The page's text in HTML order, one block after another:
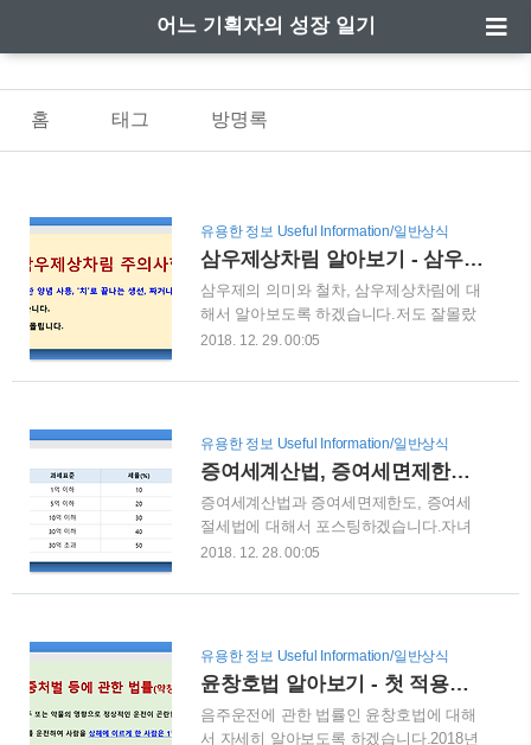
어느 기획자의 성장 일기
홈 태그 방명록
유용한 정보 Useful Information/일반상식
삼우제상차림 알아보기 - 삼우제 의미 및 절차
삼우제의 의미와 철차, 삼우제상차림에 대
해서 알아보도록 하겠습니다.저도 잘몰랐
다가 2015년에 어머니가 돌아가시면서 장
알아보다보니 이런 포스팅까지 작성하게
지고 있는데, 세상에 미련이 남은 혼백을
평안하게 하기 위하여 지내는 제사입니다.
삼우제 의미쉽게 말씀드리면 장례 후 지내
는 첫 성묘로 장례를 치른 후 3일째 되는날
묘지를 방하여 지내는 제사입니다. 정식으
뒤에 지내는 세번째 지내는 제사를 말하는
안당)를 찾아가서 지내는 제사입니다. ※
유일은 음(陰)에 속하고, 강일은 양(陽)에
속하는데, 재우(再..
2018. 12. 29. 00:05
유용한 정보 Useful Information/일반상식
증여세계산법, 증여세면제한도, 증여세절세방법 - 증여세계산기 활용
증여세계산법과 증여세면제한도, 증여세
절세법에 대해서 포스팅하겠습니다.자녀
와 배우자에게 재산을 양도하는 경우, 증
못하여 손해보는 경우가 많습니다.사실 증
히 알아도 많은 돈을 절약할 수 있습니다.
1. 증여세는 무엇인가증여세는 타인으로부
터 재산을 무상으로 받은 사람이 신고, 납
부하는 세금을 말합니다. 증여세 납세의
2018. 12. 28. 00:05
유용한 정보 Useful Information/일반상식
윤창호법 알아보기 - 첫 적용사례 손승원
음주운전에 관한 법률인 윤창호법에 대해
서 자세히 알아보도록 하겠습니다.2018년